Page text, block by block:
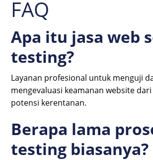
FAQ
Apa itu jasa web
testing?
Layanan profesional untuk menguji
mengevaluasi keamanan website
potensi kerentanan.
Berapa lama
testing biasanya?